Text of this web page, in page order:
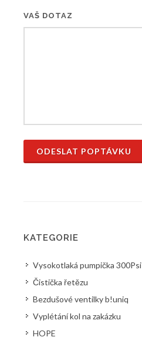
VAŠ DOTAZ
ODESLAT POPTÁVKU
KATEGORIE
Vysokotlaká pumpička 300Psi
Čistička řetězu
Bezdušové ventilky b!uniq
Vyplétání kol na zakázku
HOPE